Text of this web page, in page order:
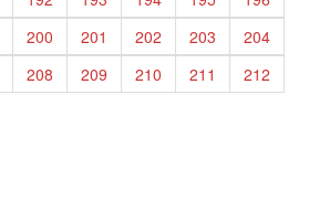
200 201 202 203
204
208 209 210 211
212